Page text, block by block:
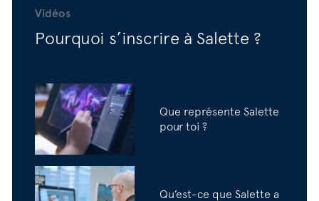
Vidéos
Pourquoi s’inscrire à Salette ?
Que représente Salette
pour toi ?
Qu’est-ce que Salette a